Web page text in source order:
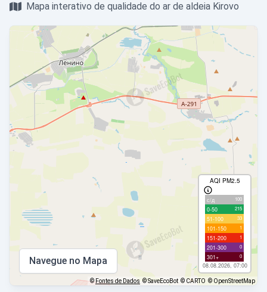
Mapa interativo de qualidade do ar de aldeia Kirovo
AQI PM2.5
с/д 100
0-50 215
51-100 33
101-150 1
151-200 1
201-300 0
301+ 0
08.08.2026, 07:00
Navegue no Mapa
©Fontes de Dados © SaveEcoBot © CARTO © OpenStreetMap